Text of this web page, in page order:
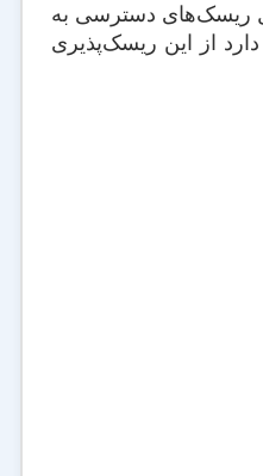
ریسک‌های دسترسی به
از این ریسک‌پذیری